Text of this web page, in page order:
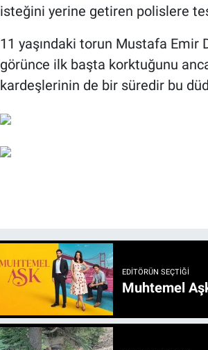
isteğini yerine getiren polislere
11 yaşındaki torun Mustafa Emir
görünce ilk başta korktuğunu
kardeşlerinin de bir süredir bu
EDITÖRÜN SEÇTIĞI
Muhtemel